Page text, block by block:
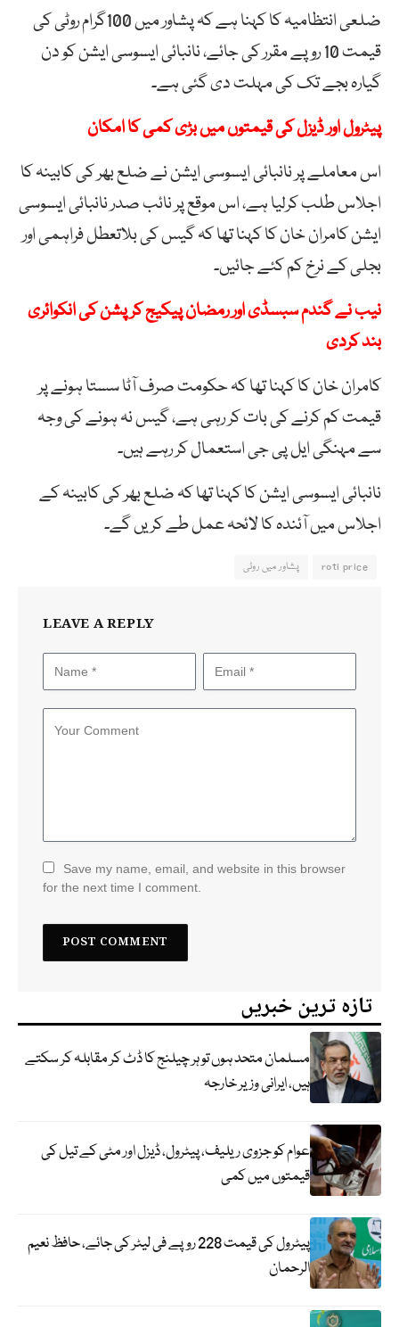
ضلعی انتظامیہ کا کہنا ہے کہ پشاور میں 100گرام روٹی کی
قیمت 10 روپے مقرر کی جائے، نانبائی ایسوسی ایشن کو دن
گیارہ بجے تک کی مہلت دی گئی ہے۔
پیٹرول اور ڈیزل کی قیمتوں میں بڑی کمی کا امکان
اس معاملے پر نانبائی ایسوسی ایشن نے ضلع بھر کی کابینہ کا
اجلاس طلب کرلیا ہے، اس موقع پر نائب صدر نانبائی ایسوسی
ایشن کامران خان کا کہنا تھا کہ گیس کی بلاتعطل فراہمی اور
بجلی کے نرخ کم کئے جائیں۔
نیب نے گندم سبسڈی اور رمضان پیکیج کرپشن کی انکوائری
بند کردی
کامران خان کا کہنا تھا کہ حکومت صرف آٹا سستا ہونے پر
قیمت کم کرنے کی بات کر رہی ہے، گیس نہ ہونے کی وجہ
سے مہنگی ایل پی جی استعمال کر رہے ہیں۔
نانبائی ایسوسی ایشن کا کہنا تھا کہ ضلع بھر کی کابینہ کے
اجلاس میں آئندہ کا لائحہ عمل طے کریں گے۔
roti price پشاور میں روٹی
LEAVE A REPLY
Save my name, email, and website in this browser
for the next time I comment.
تازہ ترین خبریں
مسلمان متحد ہوں تو ہر چیلنج کا ڈٹ کر مقابلہ کر سکتے
ہیں، ایرانی وزیر خارجہ
عوام کو جزوی ریلیف، پیٹرول، ڈیزل اور مٹی کے تیل کی
قیمتوں میں کمی
پیٹرول کی قیمت 228 روپے فی لیٹر کی جائے، حافظ نعیم
الرحمان